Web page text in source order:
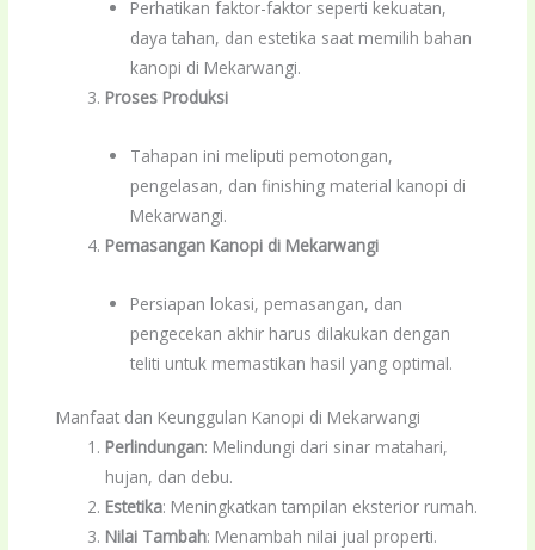
Perhatikan faktor-faktor seperti kekuatan,
daya tahan, dan estetika saat memilih bahan
kanopi di Mekarwangi.
Proses Produksi
Tahapan ini meliputi pemotongan,
pengelasan, dan finishing material kanopi di
Mekarwangi.
Pemasangan Kanopi di Mekarwangi
Persiapan lokasi, pemasangan, dan
pengecekan akhir harus dilakukan dengan
teliti untuk memastikan hasil yang optimal.
Manfaat dan Keunggulan Kanopi di Mekarwangi
Perlindungan: Melindungi dari sinar matahari,
hujan, dan debu.
Estetika: Meningkatkan tampilan eksterior rumah.
Nilai Tambah: Menambah nilai jual properti.